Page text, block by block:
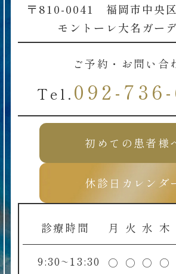
〒810-0041 福岡市中央
モントーレ大名ガー
ご予約・お問い合
Tel. 092-
初めての患者様
休診日カレンダ
診療時間 月 火 水 木
9:30~13:30 ○ ○ ○ ○